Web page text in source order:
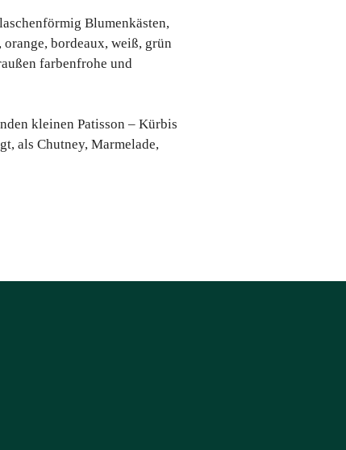
Blumenkästen,
bordeaux, weiß, grün
farbenfrohe und
kleinen Patisson – Kürbis
als Chutney, Marmelade,